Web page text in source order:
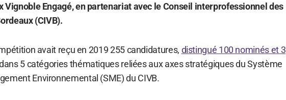
Vignoble Engagé, en partenariat avec le Conseil interprofessionnel des
(CIVB).
avait reçu en 2019 255 candidatures, distingué 100 nominés et 3
5 catégories thématiques reliées aux axes stratégiques du Système
Environnemental (SME) du CIVB.